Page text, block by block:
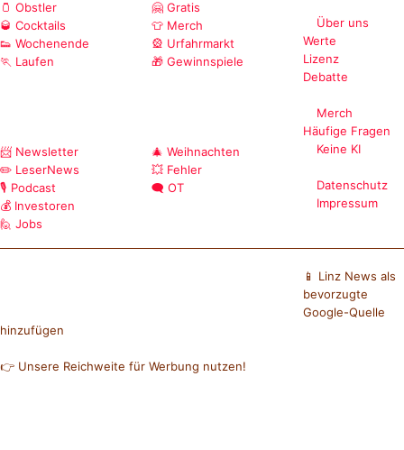
🫙 Obstler
🥃 Cocktails
👟 Wochenende
🏃 Laufen
🤗 Gratis
👕 Merch
🎡 Urfahrmarkt
🎁 Gewinnspiele
📨 Newsletter
✏️ LeserNews
🎙️ Podcast
💰 Investoren
🙋 Jobs
🎄 Weihnachten
💥 Fehler
🗨️ OT
Über uns
Werte
Lizenz
Debatte
Merch
Häufige Fragen
Keine KI
Datenschutz
Impressum
📱 Linz News als
bevorzugte
Google-Quelle
hinzufügen
👉 Unsere Reichweite für Werbung nutzen!